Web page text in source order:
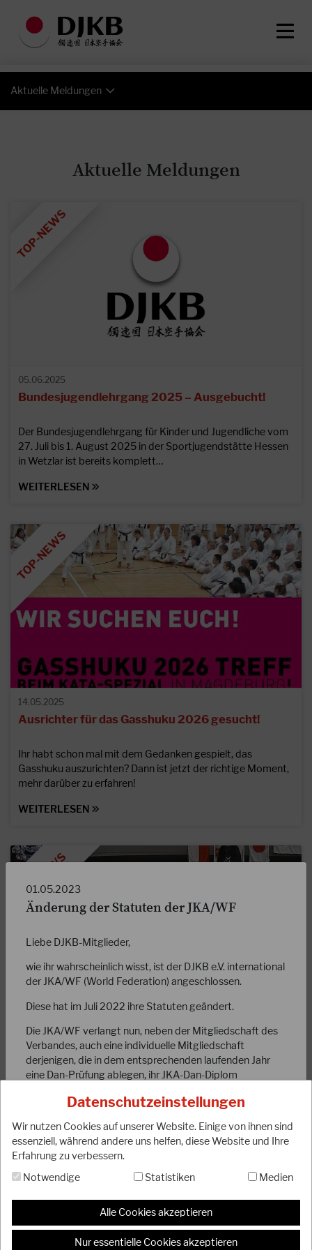
Datenschutzeinstellungen
Wir nutzen Cookies auf unserer Website. Einige von ihnen sind
essenziell, während andere uns helfen, diese Website und Ihre
Erfahrung zu verbessern.
Notwendige
Statistiken Medien
Alle Cookies akzeptieren
Nur essentielle Cookies akzeptieren
Aktuelle Meldungen
Aktuelle Meldungen
05.06.2025
Bundesjugendlehrgang 2025 – Ausgebucht!
Der Bundesjugendlehrgang für Kinder und Jugendliche vom
27. Juli bis 1. August 2025 in der Sportjugendstätte Hessen
in Wetzlar ist bereits komplett…
WEITERLESEN
14.05.2025
Ausrichter für das Gasshuku 2026 gesucht!
Ihr habt schon mal mit dem Gedanken gespielt, das
Gasshuku auszurichten? Dann ist jetzt der richtige Moment,
mehr darüber zu erfahren!
WEITERLESEN
Ergebnisse der JKA-Europameisterschaft 2025
Bei den diesjährigen JKA-Europameisterschaften in Prag
abschließen. Mit neun Medaillen und dem…
WEITERLESEN
01.05.2023
Änderung der Statuten der JKA/WF
Liebe DJKB-Mitglieder,
wie ihr wahrscheinlich wisst, ist der DJKB e.V. international
der JKA/WF (World Federation) angeschlossen.
Diese hat im Juli 2022 ihre Statuten geändert.
Die JKA/WF verlangt nun, neben der Mitgliedschaft des
Verbandes, auch eine individuelle Mitgliedschaft
derjenigen, die in dem entsprechenden laufenden Jahr
eine Dan-Prüfung ablegen, ihr JKA-Dan-Diplom
teilnehmen (Kader) bzw. an internationalen JKA-
Diese Mitgliedschaft kostet eine Gebühr in Höhe von ca.
5 Euro pro „individual membership“. Darüber hinaus
möchte die JKA / WF eine Liste mit den entsprechenden
an die JKA / WF in Japan erfordert von dem
entsprechenden Mitglied eine schriftliche
Einverständniserklärung zur Weiterverarbeitung dieser
Daten nach DSGVO.